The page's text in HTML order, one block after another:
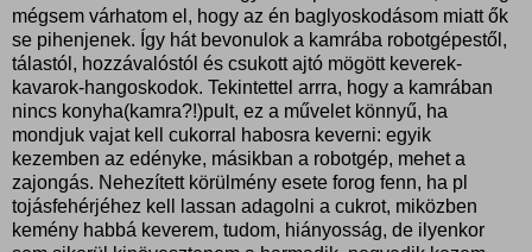
mégsem várhatom el, hogy az én baglyoskodásom miatt ők
se pihenjenek. Így hát bevonulok a kamrába robotgépestől,
tálastól, hozzávalóstól és csukott ajtó mögött keverek-
kavarok-hangoskodok. Tekintettel arrra, hogy a kamrában
nincs konyha(kamra?!)pult, ez a művelet könnyű, ha
mondjuk vajat kell cukorral habosra keverni: egyik
kezemben az edényke, másikban a robotgép, mehet a
zajongás. Nehezített körülmény esete forog fenn, ha pl
tojásfehérjéhez kell lassan adagolni a cukrot, miközben
kemény habbá keverem, tudom, hiányosság, de ilyenkor